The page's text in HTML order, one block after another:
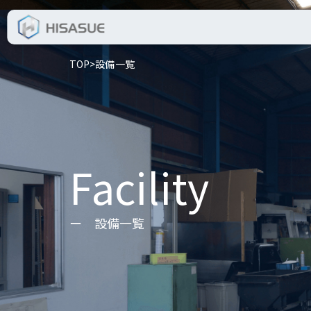
TOP>設備一覧
Facility
ー 設備一覧